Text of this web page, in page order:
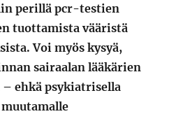
perillä pcr-testien
tuottamista vääristä
Voi myös kysyä,
sairaalan lääkärien
ehkä psykiatrisella